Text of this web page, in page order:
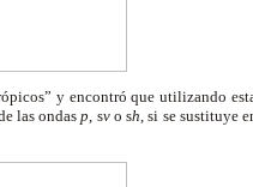
y encontró que utilizando
las ondasp, svo sh, si se sustituye